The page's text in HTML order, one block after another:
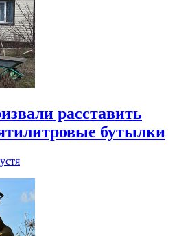
расставить
бутылки